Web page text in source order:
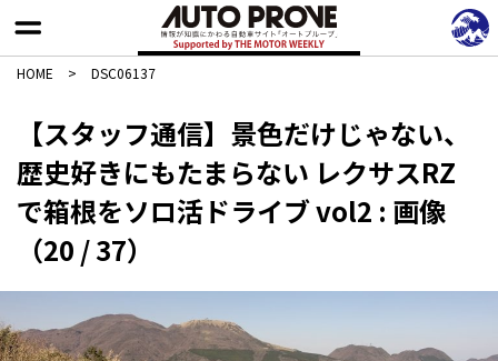
HOME > DSC06137
【スタッフ通信】景色だけじゃない、
歴史好きにもたまらない レクサスRZ
で箱根をソロ活ドライブ vol2 : 画像
（20 / 37）